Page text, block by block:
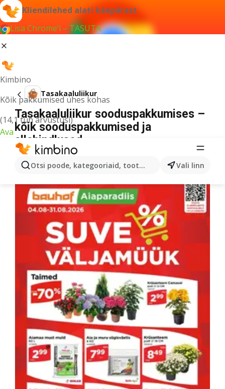
Kliendilehed alati käepärast
Lisa Chrome’i – TASUTA
Kimbino
Kõik pakkumised ühes kohas
(14,1 tuh arvustusi)
Ava
Otsi poode, kategooriaid, tooteid... Vali linn
Tasakaaluliikur
Tasakaaluliikur sooduspakkumises –
kõik sooduspakkumised ja
allahindlused
Selle päringu jaoks ei leitud ühtegi tulemust.
Veel kliendilehti kategooriast